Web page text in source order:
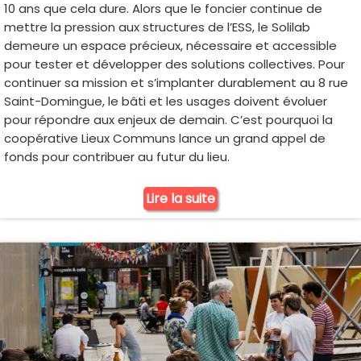
10 ans que cela dure. Alors que le foncier continue de
mettre la pression aux structures de l’ESS, le Solilab
demeure un espace précieux, nécessaire et accessible
pour tester et développer des solutions collectives. Pour
continuer sa mission et s’implanter durablement au 8 rue
Saint-Domingue, le bâti et les usages doivent évoluer
pour répondre aux enjeux de demain. C’est pourquoi la
coopérative Lieux Communs lance un grand appel de
fonds pour contribuer au futur du lieu.
Lire la suite